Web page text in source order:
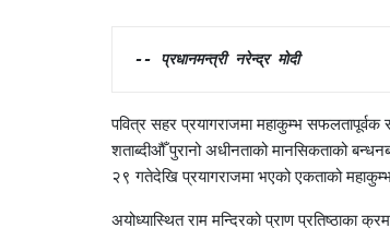
-- प्रधानमन्त्री नरेन्द्र माेदी
पवित्र सहर प्रयागराजमा महाकुम्भ
शताब्दीऔँ पुरानो अधीनताको मानसिकताको
२९ गतेदेखि प्रयागराजमा भएको एकताको
अयोध्यास्थित राम मन्दिरको प्राण प्रतिष्ठाका